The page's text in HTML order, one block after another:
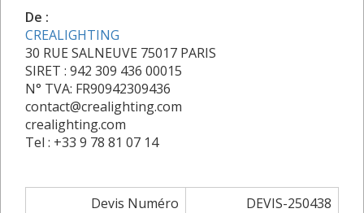
De :
CREALIGHTING
30 RUE SALNEUVE 75017 PARIS
SIRET : 942 309 436 00015
N° TVA: FR90942309436
contact@crealighting.com
crealighting.com
Tel : +33 9 78 81 07 14
Devis Numéro
DEVIS-250438